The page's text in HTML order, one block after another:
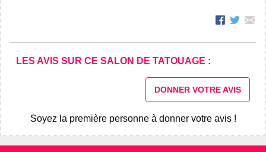
LES AVIS SUR CE SALON DE TATOUAGE :
DONNER VOTRE AVIS
Soyez la première personne à donner votre avis !